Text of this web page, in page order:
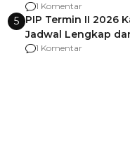
Usai Jadi Brigjen
1 Komentar
5 PIP Termin II 2026
Jadwal Lengkap
agar Dana Tidak
1 Komentar